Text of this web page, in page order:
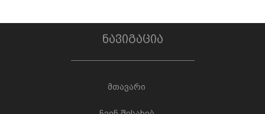
ნავიგაცია
მთავარი